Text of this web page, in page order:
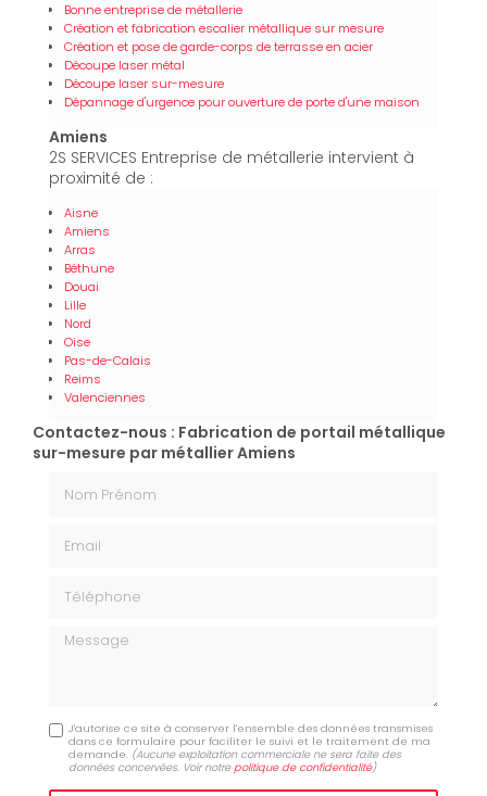
Bonne entreprise de métallerie
Création et fabrication escalier métallique sur mesure
Création et pose de garde-corps de terrasse en acier
Découpe laser métal
Découpe laser sur-mesure
Dépannage d'urgence pour ouverture de porte d'une maison
Amiens
2S SERVICES Entreprise de métallerie intervient à
proximité de :
Aisne
Amiens
Arras
Béthune
Douai
Lille
Nord
Oise
Pas-de-Calais
Reims
Valenciennes
Contactez-nous : Fabrication de portail métallique
sur-mesure par métallier Amiens
Message
J'autorise ce site à conserver l'ensemble des données transmises
dans ce formulaire pour faciliter le suivi et le traitement de ma
demande. (Aucune exploitation commerciale ne sera faite des
données concervées. Voir notrepolitique de confidentialité)